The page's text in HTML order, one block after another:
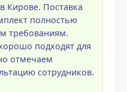
Кирове. Поставка
полностью
требованиям.
подходят для
отмечаем
сотрудников.